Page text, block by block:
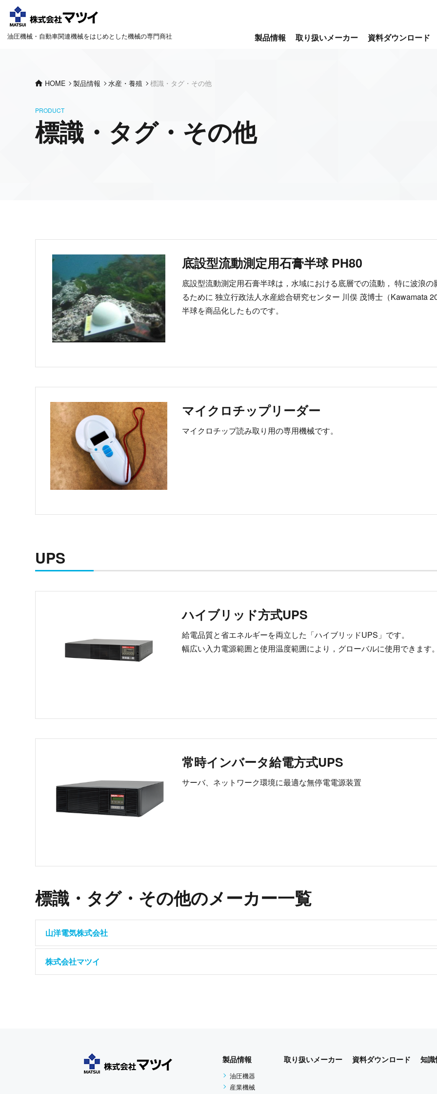
油圧機械・自動車関連機械をはじめとした機械の専門商社 製品情報 取り扱いメーカー 資料ダウンロード
HOME 製品情報 水産・養殖 標識・タグ・その他
PRODUCT
標識・タグ・その他
底設型流動測定用石膏半球 PH80
底設型流動測定⽤⽯膏半球は，⽔域における底層での流動， 特に波浪
るために 独⽴⾏政法⼈⽔産総合研究センター 川俣 茂博⼠（Kawamata
半球を商品化したものです。
マイクロチップリーダー
マイクロチップ読み取り用の専用機械です。
UPS
ハイブリッド方式UPS
給電品質と省エネルギーを両立した「ハイブリッドUPS」です。
幅広い入力電源範囲と使用温度範囲により，グローバルに使用できます
常時インバータ給電方式UPS
サーバ、ネットワーク環境に最適な無停電電源装置
標識・タグ・その他のメーカー一覧
山洋電気株式会社
株式会社マツイ
製品情報
油圧機器
産業機械
取り扱いメーカー 資料ダウンロード 知